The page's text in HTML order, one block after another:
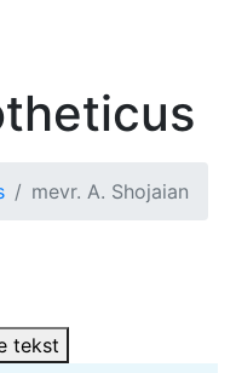
mevr. A. Shojaian
tekst